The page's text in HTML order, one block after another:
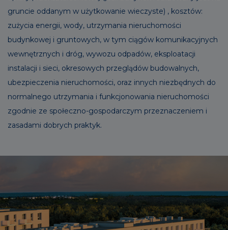
gruncie oddanym w użytkowanie wieczyste) , kosztów:
zużycia energii, wody, utrzymania nieruchomości
budynkowej i gruntowych, w tym ciągów komunikacyjnych
wewnętrznych i dróg, wywozu odpadów, eksploatacji
instalacji i sieci, okresowych przeglądów budowalnych,
ubezpieczenia nieruchomości, oraz innych niezbędnych do
normalnego utrzymania i funkcjonowania nieruchomości
zgodnie ze społeczno-gospodarczym przeznaczeniem i
zasadami dobrych praktyk.